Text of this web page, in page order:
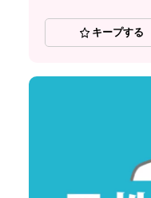
キープする